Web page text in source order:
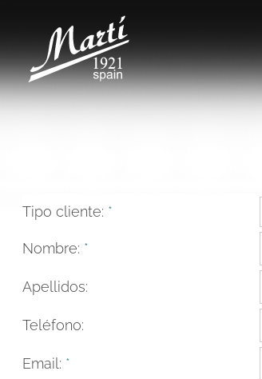
Tipo cliente: *
Nombre: *
Apellidos:
Teléfono:
Email: *